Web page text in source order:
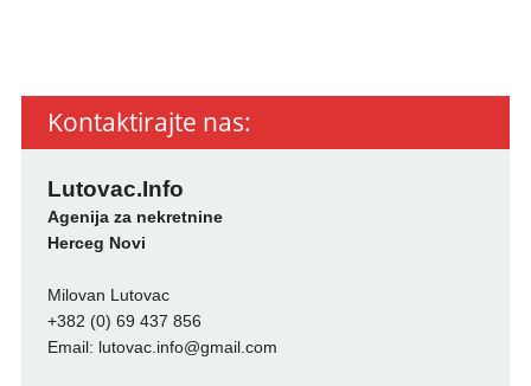
Kontaktirajte nas:
Lutovac.Info
Agenija za nekretnine
Herceg Novi
Milovan Lutovac
+382 (0) 69 437 856
Email: lutovac.info@gmail.com